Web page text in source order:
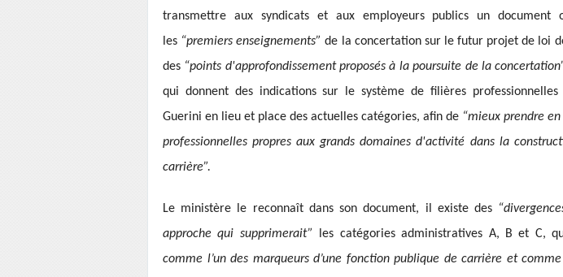
transmettre aux syndicats et aux employeurs publics un document
les “premiers enseignements”de la concertation sur le futur projet de loi
des “points d'approfondissement proposés à la poursuite de la
qui donnent des indications sur le système de filières professionnelles
Guerini en lieu et place des actuelles catégories, afin de “mieux prendre
professionnelles propres aux grands domaines d'activité dans la
carrière”.
Le ministère le reconnaît dans son document, il existe des
approche qui supprimerait”
les catégories administratives A, B et C,
comme l’un des marqueurs d’une fonction publique de carrière et